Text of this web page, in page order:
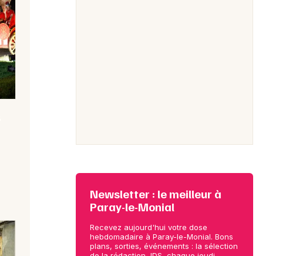
Newsletter : le meilleur à
Paray-le-Monial
Recevez aujourd'hui votre dose
hebdomadaire à Paray-le-Monial. Bons
plans, sorties, événements : la sélection